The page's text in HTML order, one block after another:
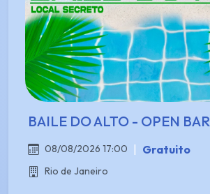
BAILE DO ALTO - OPEN BAR
08/08/2026 17:00 | Gratuito
Rio de Janeiro